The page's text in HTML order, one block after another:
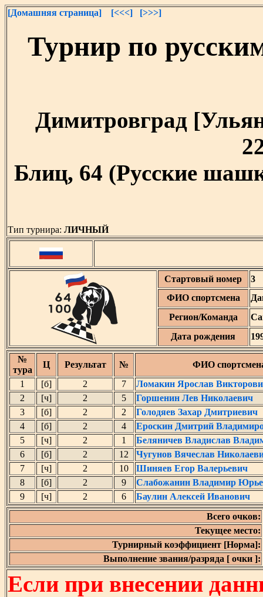
[Домашняя страница] [<<<] [>>>]
Турнир по
Димитровград
Блиц, 64 (Русские
Тип турнира: ЛИЧНЫЙ
Стартовый номер
3
ФИО спортсмена
Регион/Команда
Дата рождения
№
тура
Ц Результат №
ФИО
1
[б] 2 7
Ломакин Ярослав
2
[ч] 2 5
Горшенин Лев Николаевич
3
[б] 2 2
Голодяев Захар Дмитриевич
4
[б] 2 4
Ероскин Дмитрий
5
[ч] 2 1
Беляничев Владислав
6
[б] 2 12
Чугунов Вячеслав
7
[ч] 2 10
Шиняев Егор Валерьевич
8
[б] 2 9
Слабожанин Владимир
9
[ч] 2 6
Баулин Алексей Иванович
Всего очков:
Текущее место:
Турнирный коэффициент [Норма]:
Выполнение звания/разряда [ очки ]:
Если при внесении